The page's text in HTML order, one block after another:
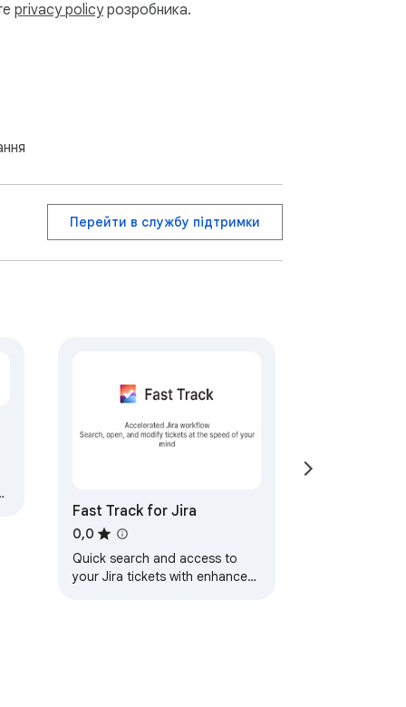
які показують цільові діапазони,
що ви завжди бачите
індикатором стану.
на борту та активні вуглеводи,
та налаштування безпечно
інстанції Nightscout.
відкриття:
privacy policyрозробника.
Перейти в службу підтримки
Fast Track for Jira
0,0
Quick search and access to
your Jira tickets with enhanced